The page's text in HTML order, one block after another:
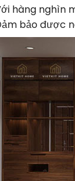
hàng nghìn
bảo được